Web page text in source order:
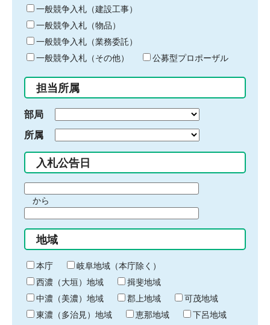
キ
ー
ワ
ー
ド
入
力
一般競争入札（建設工事）
一般競争入札（物品）
一般競争入札（業務委託）
一般競争入札（その他）
公募型プロポーザル
担当所属
部局
所属
入札公告日
間
始
り
から
間
終
わ
り
地域
本庁
岐阜地域（本庁除く）
西濃（大垣）地域
揖斐地域
中濃（美濃）地域
郡上地域
可茂地域
東濃（多治見）地域
恵那地域
下呂地域